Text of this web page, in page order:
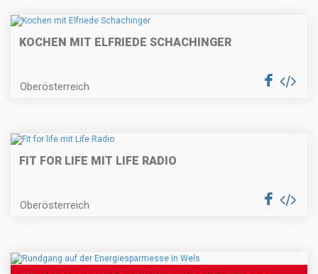
KOCHEN MIT ELFRIEDE SCHACHINGER
Oberösterreich
FIT FOR LIFE MIT LIFE RADIO
Oberösterreich